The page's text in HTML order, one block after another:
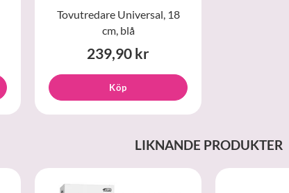
Tovutredare Universal, 18
cm, blå
239,90 kr
Köp
LIKNANDE PRODUKTER